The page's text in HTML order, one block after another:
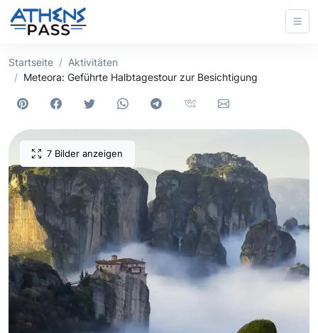
Startseite
Aktivitäten
Meteora: Geführte Halbtagestour zur Besichtigung
7 Bilder anzeigen